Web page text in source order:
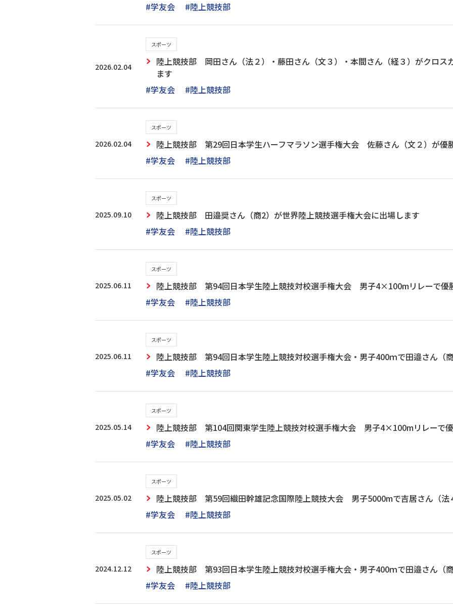
#学友会
#陸上競技部
2026.02.04
スポーツ
陸上競技部 岡田さん（法２）・藤田さん（文３）・本間さん（経３）がクロス
ます
#学友会
#陸上競技部
2026.02.04
スポーツ
陸上競技部 第29回日本学生ハーフマラソン選手権大会 佐藤さん（文２）が優
#学友会
#陸上競技部
2025.09.10
スポーツ
陸上競技部 田邉奨さん（商2）が世界陸上競技選手権大会に出場します
#学友会
#陸上競技部
2025.06.11
スポーツ
陸上競技部 第94回日本学生陸上競技対校選手権大会 男子4×100mリレーで優
#学友会
#陸上競技部
2025.06.11
スポーツ
陸上競技部 第94回日本学生陸上競技対校選手権大会・男子400ｍで田邉さん（
#学友会
#陸上競技部
2025.05.14
スポーツ
陸上競技部 第104回関東学生陸上競技対校選手権大会 男子4×100mリレーで
#学友会
#陸上競技部
2025.05.02
スポーツ
陸上競技部 第59回織田幹雄記念国際陸上競技大会 男子5000mで吉居さん（法
#学友会
#陸上競技部
2024.12.12
スポーツ
陸上競技部 第93回日本学生陸上競技対校選手権大会・男子400ｍで田邉さん（
#学友会
#陸上競技部